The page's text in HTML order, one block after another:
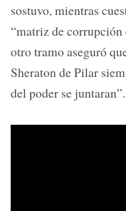
sostuvo, mientras
“matriz de
otro tramo aseguró
Sheraton de Pilar
del poder se juntaran”.